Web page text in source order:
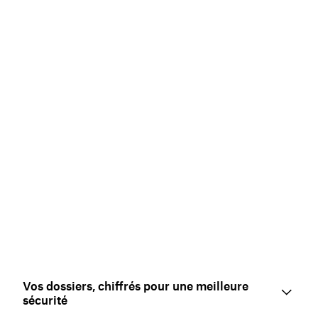
Vos dossiers, chiffrés pour une meilleure
sécurité